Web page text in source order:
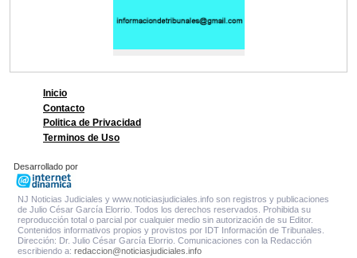
Inicio
Contacto
Politica de Privacidad
Terminos de Uso
Desarrollado por
NJ Noticias Judiciales y www.noticiasjudiciales.info son registros y publicaciones
de Julio César García Elorrio. Todos los derechos reservados. Prohibida su
reproducción total o parcial por cualquier medio sin autorización de su Editor.
Contenidos informativos propios y provistos por IDT Información de Tribunales.
Dirección: Dr. Julio César García Elorrio. Comunicaciones con la Redacción
escribiendo a: redaccion@noticiasjudiciales.info